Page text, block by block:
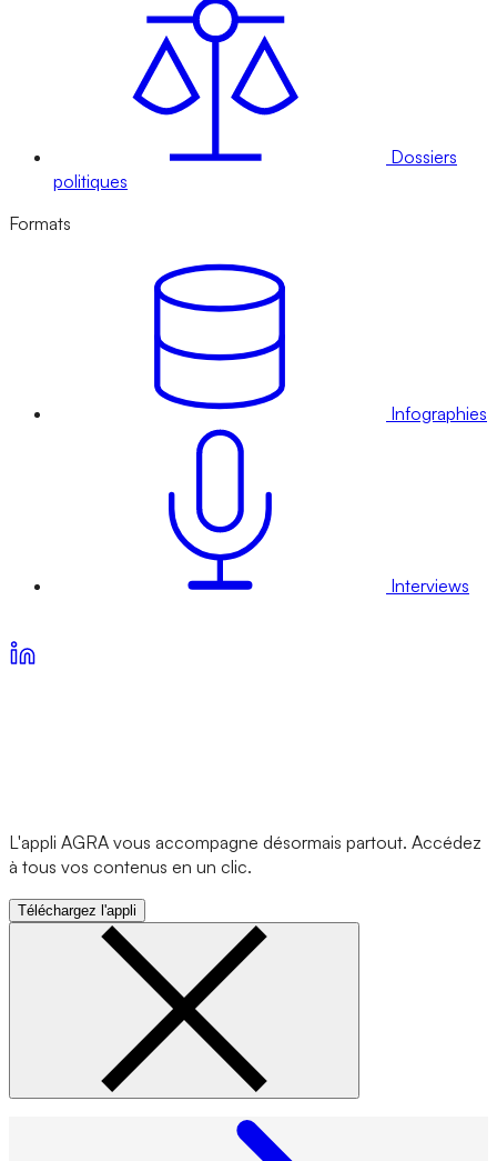
Dossiers
politiques
Formats
Infographies
Interviews
L'appli AGRA vous accompagne désormais partout. Accédez
à tous vos contenus en un clic.
Téléchargez l'appli